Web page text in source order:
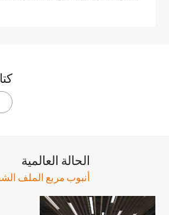
الحالة العالمية
أنبوب مربع الملف